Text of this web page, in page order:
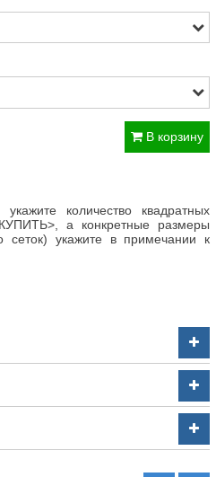
В корзину
количество квадратных
а конкретные размеры
сеток) укажите в примечании к